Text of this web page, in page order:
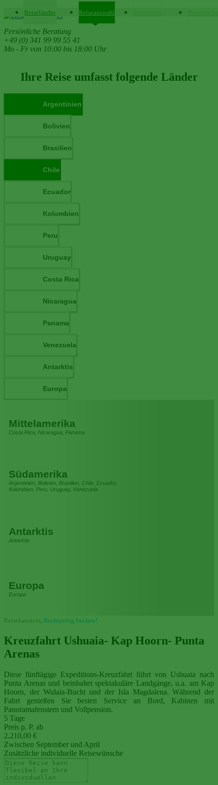
Persönliche Beratung
+49 (0) 341 99 99 55 41
Mo - Fr von 10:00 bis 18:00 Uhr
Reiseländer Reiseauswahl
Ihre Reise umfasst folgende Länder
Argentinien
Bolivien
Brasilien
Chile
Ecuador
Kolumbien
Peru
Uruguay
Costa Rica
Nicaragua
Panama
Venezuela
Antarktis
Europa
Mittelamerika
Costa Rica, Nicaragua, Panama
Südamerika
Argentinien, Bolivien, Brasilien, Chile, Ecuador,
Kolumbien, Peru, Uruguay, Venezuela
Antarktis
Antarktis
Europa
Europa
Reisebaustein Rechtzeitig buchen!
Kreuzfahrt Ushuaia- Kap Hoorn- Punta
Arenas
Diese fünftägige Expeditions-Kreuzfahrt führt von Ushuaia nach
Punta Arenas und beinhaltet spektakuläre Landgänge, u.a. am Kap
Hoorn, der Wulaia-Bucht und der Isla Magdalena. Während der
Fahrt genießen Sie besten Service an Bord, Kabinen mit
Panoramafenstern und Vollpension.
5 Tage
Preis p. P. ab
2.210,00 €
Zwischen September und April
Zusätzliche individuelle Reisewünsche